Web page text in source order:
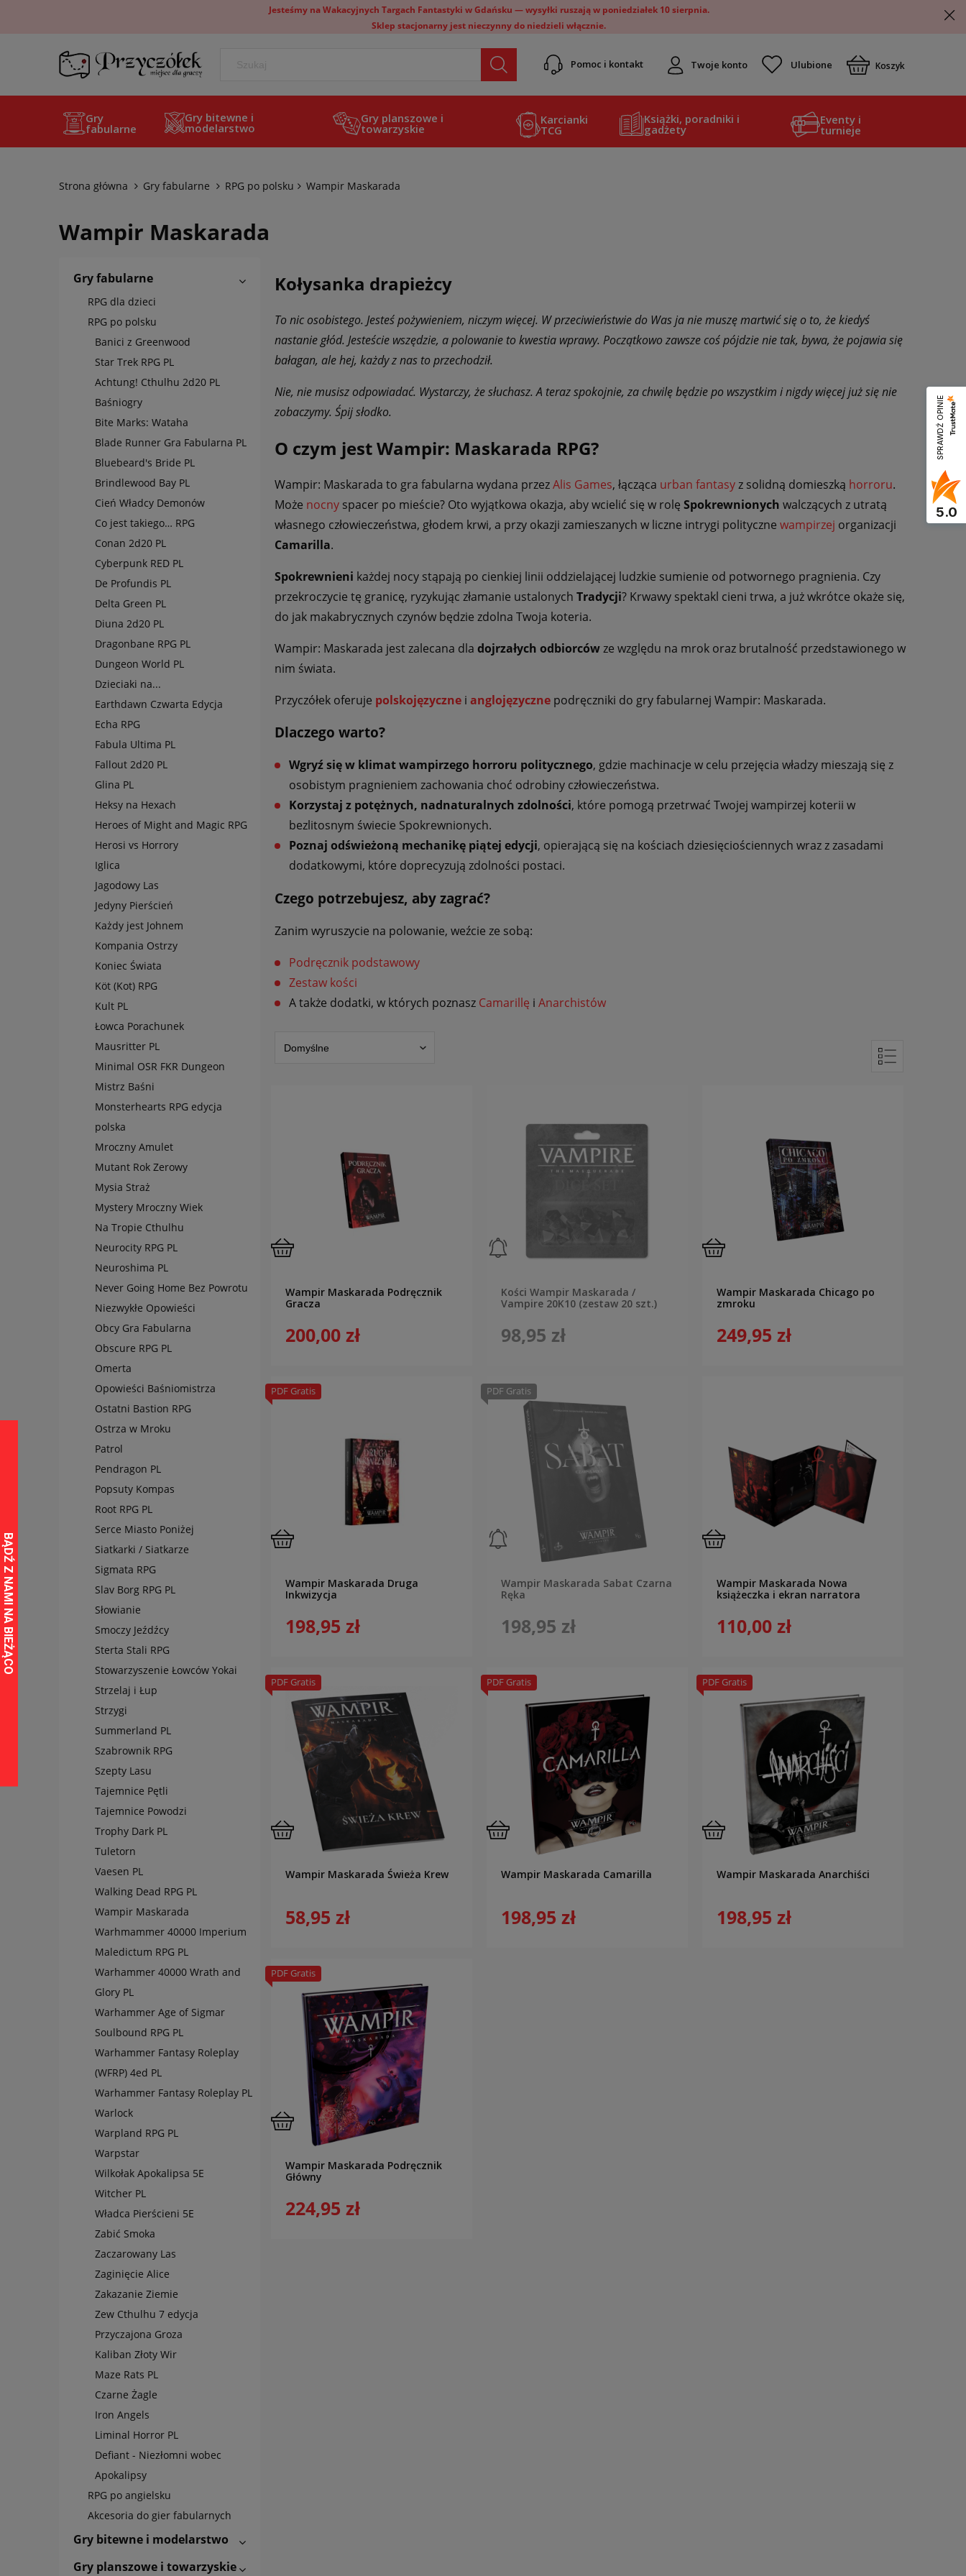
Jesteśmy na Wakacyjnych Targach Fantastyki w Gdańsku — wysyłki ruszają w poniedziałek 10 sierpnia.
Sklep stacjonarny jest nieczynny do niedzieli włącznie.
Pomoc i kontakt Twoje konto Koszyk
Gry
fabularne
Gry bitewne i
modelarstwo
Gry planszowe i
towarzyskie
Karcianki
TCG
Książki, poradniki i
gadżety
Eventy i
turnieje
Strona główna Gry fabularne RPG po polsku Wampir Maskarada
Wampir Maskarada
Gry fabularne
RPG dla dzieci
RPG po polsku
Banici z Greenwood
Star Trek RPG PL
Achtung! Cthulhu 2d20 PL
Baśniogry
Bite Marks: Wataha
Blade Runner Gra Fabularna PL
Bluebeard's Bride PL
Brindlewood Bay PL
Cień Władcy Demonów
Co jest takiego… RPG
Conan 2d20 PL
Cyberpunk RED PL
De Profundis PL
Delta Green PL
Diuna 2d20 PL
Dragonbane RPG PL
Dungeon World PL
Dzieciaki na...
Earthdawn Czwarta Edycja
Echa RPG
Fabula Ultima PL
Fallout 2d20 PL
Glina PL
Heksy na Hexach
Heroes of Might and Magic RPG
Herosi vs Horrory
Iglica
Jagodowy Las
Jedyny Pierścień
Każdy jest Johnem
Kompania Ostrzy
Koniec Świata
Köt (Kot) RPG
Kult PL
Łowca Porachunek
Mausritter PL
Minimal OSR FKR Dungeon
Mistrz Baśni
Monsterhearts RPG edycja
polska
Mroczny Amulet
Mutant Rok Zerowy
Mysia Straż
Mystery Mroczny Wiek
Na Tropie Cthulhu
Neurocity RPG PL
Neuroshima PL
Never Going Home Bez Powrotu
Niezwykłe Opowieści
Obcy Gra Fabularna
Obscure RPG PL
Omerta
Opowieści Baśniomistrza
Ostatni Bastion RPG
Ostrza w Mroku
Patrol
Pendragon PL
Popsuty Kompas
Root RPG PL
Serce Miasto Poniżej
Siatkarki / Siatkarze
Sigmata RPG
Slav Borg RPG PL
Słowianie
Smoczy Jeźdźcy
Sterta Stali RPG
Stowarzyszenie Łowców Yokai
Strzelaj i Łup
Strzygi
Summerland PL
Szabrownik RPG
Szepty Lasu
Tajemnice Pętli
Tajemnice Powodzi
Trophy Dark PL
Tuletorn
Vaesen PL
Walking Dead RPG PL
Wampir Maskarada
Warhmammer 40000 Imperium
Maledictum RPG PL
Warhammer 40000 Wrath and
Glory PL
Warhammer Age of Sigmar
Soulbound RPG PL
Warhammer Fantasy Roleplay
(WFRP) 4ed PL
Warhammer Fantasy Roleplay PL
Warlock
Warpland RPG PL
Warpstar
Wilkołak Apokalipsa 5E
Witcher PL
Władca Pierścieni 5E
Zabić Smoka
Zaczarowany Las
Zaginięcie Alice
Zakazanie Ziemie
Zew Cthulhu 7 edycja
Przyczajona Groza
Kaliban Złoty Wir
Maze Rats PL
Czarne Żagle
Iron Angels
Liminal Horror PL
Defiant - Niezłomni wobec
Apokalipsy
RPG po angielsku
Akcesoria do gier fabularnych
Gry bitewne i modelarstwo
Gry planszowe i towarzyskie
Kołysanka drapieżcy
To nic osobistego. Jesteś pożywieniem, niczym więcej. W przeciwieństwie do Was ja nie muszę martwić się o to, że kiedyś
nastanie głód. Jesteście wszędzie, a polowanie to kwestia wprawy. Początkowo zawsze coś pójdzie nie tak, bywa, że pojawia się
bałagan, ale hej, każdy z nas to przechodził.
Nie, nie musisz odpowiadać. Wystarczy, że słuchasz. A teraz spokojnie, za chwilę będzie po wszystkim i nigdy więcej już się nie
zobaczymy. Śpij słodko.
O czym jest Wampir: Maskarada RPG?
Wampir: Maskarada to gra fabularna wydana przezAlis Games, łącząca urban fantasyz solidną domieszką horroru.
Może nocny spacer po mieście? Oto wyjątkowa okazja, aby wcielić się w rolę Spokrewnionych walczących z utratą
własnego człowieczeństwa, głodem krwi, a przy okazji zamieszanych w liczne intrygi polityczne wampirzej organizacji
Camarilla.
Spokrewnieni każdej nocy stąpają po cienkiej linii oddzielającej ludzkie sumienie od potwornego pragnienia. Czy
przekroczycie tę granicę, ryzykując złamanie ustalonych Tradycji? Krwawy spektakl cieni trwa, a już wkrótce okaże się,
do jak makabrycznych czynów będzie zdolna Twoja koteria.
Wampir: Maskarada jest zalecana dla dojrzałych odbiorcówze względu na mrok oraz brutalność przedstawionego w
nim świata.
Przyczółek oferuje polskojęzyczne i anglojęzyczne podręczniki do gry fabularnej Wampir: Maskarada.
Dlaczego warto?
Wgryź się w klimat wampirzego horroru politycznego, gdzie machinacje w celu przejęcia władzy mieszają się z
osobistym pragnieniem zachowania choć odrobiny człowieczeństwa.
Korzystaj z potężnych, nadnaturalnych zdolności, które pomogą przetrwać Twojej wampirzej koterii w
bezlitosnym świecie Spokrewnionych.
Poznaj odświeżoną mechanikę piątej edycji, opierającą się na kościach dziesięciościennych wraz z zasadami
dodatkowymi, które doprecyzują zdolności postaci.
Czego potrzebujesz, aby zagrać?
Zanim wyruszycie na polowanie, weźcie ze sobą:
Podręcznik podstawowy
Zestaw kości
A także dodatki, w których poznasz Camarillę i Anarchistów
Wampir Maskarada Podręcznik
Gracza
200,00 zł
Kości Wampir Maskarada /
Vampire 20K10 (zestaw 20 szt.)
98,95 zł
Wampir Maskarada Chicago po
zmroku
249,95 zł
Wampir Maskarada Druga
Inkwizycja
198,95 zł
PDF Gratis
Wampir Maskarada Sabat Czarna
Ręka
198,95 zł
PDF Gratis
Wampir Maskarada Nowa
książeczka i ekran narratora
110,00 zł
Wampir Maskarada Świeża Krew
58,95 zł
PDF Gratis
Wampir Maskarada Camarilla
198,95 zł
PDF Gratis
Wampir Maskarada Anarchiści
198,95 zł
PDF Gratis
Wampir Maskarada Podręcznik
Główny
224,95 zł
PDF Gratis
SPRAWDŹ OPINIE
5.0